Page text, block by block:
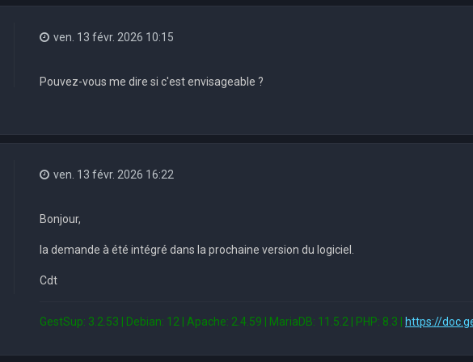
ven. 13 févr. 2026 10:15
Pouvez-vous me dire si c'est envisageable ?
ven. 13 févr. 2026 16:22
Bonjour,
la demande à été intégré dans la prochaine version du logiciel.
Cdt
GestSup: 3.2.53 | Debian: 12 | Apache: 2.4.59 | MariaDB: 11.5.2 | PHP: 8.3 |
https://